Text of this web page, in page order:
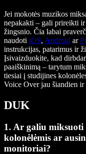
Jei mokotės muzikos
nepakakti – gali prireikti ir
žingsnio. Čia labai
naudoti iOS, Android ar
instrukcijas, patarimus ir
Įsivaizduokite, kad
paaiškinimą – tarytum
tiesiai į studijines
Voice Over jau šiandien
DUK
1. Ar galiu miksuoti
kolonėlėmis ar
monitoriai?